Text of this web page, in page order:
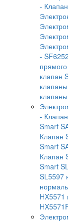
-
-
клапан
-
Smart
Клапан
Smart
Клапан
Smart
SL5597